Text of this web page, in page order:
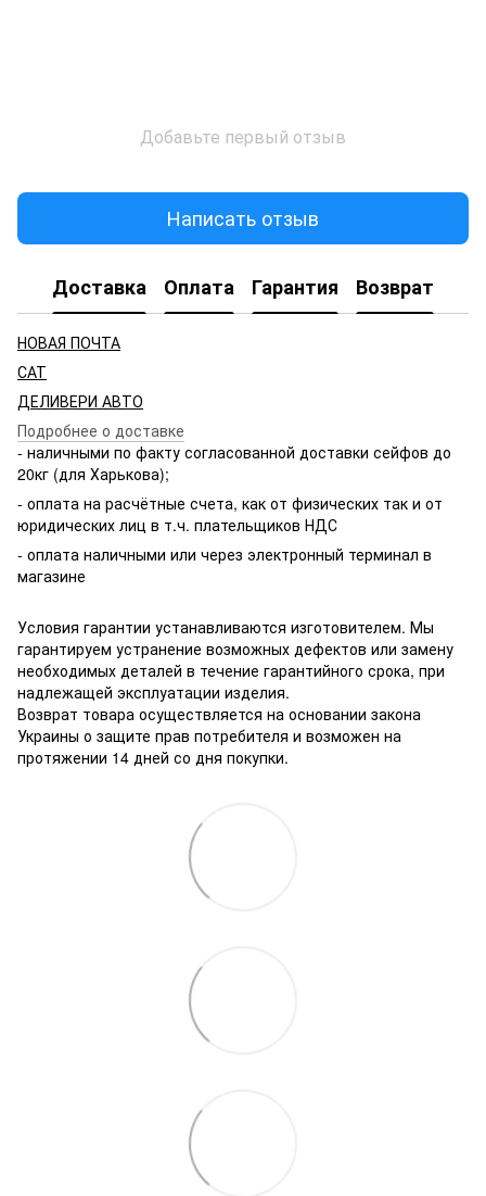
Добавьте первый отзыв
Написать отзыв
Доставка Оплата Гарантия Возврат
НОВАЯ ПОЧТА
САТ
ДЕЛИВЕРИ АВТО
Подробнее о доставке
- наличными по факту согласованной доставки сейфов до
20кг (для Харькова);
- оплата на расчётные счета, как от физических так и от
юридических лиц в т.ч. плательщиков НДС
- оплата наличными или через электронный терминал в
магазине
Условия гарантии устанавливаются изготовителем. Мы
гарантируем устранение возможных дефектов или замену
необходимых деталей в течение гарантийного срока, при
надлежащей эксплуатации изделия.
Возврат товара осуществляется на основании закона
Украины о защите прав потребителя и возможен на
протяжении 14 дней со дня покупки.